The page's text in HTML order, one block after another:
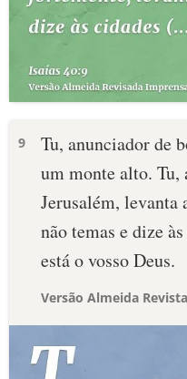
9
Tu, anunciador de
um monte alto. Tu,
Jerusalém, levanta
não temas e dize
está o vosso Deus.
Versão Almeida